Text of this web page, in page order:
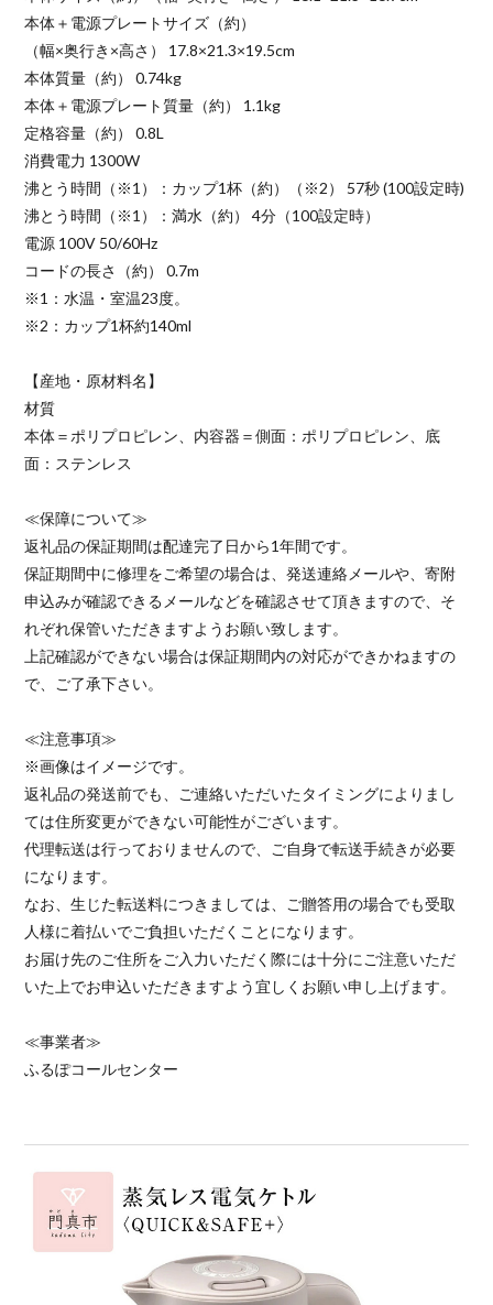
本体＋電源プレートサイズ（約）
（幅×奥行き×高さ） 17.8×21.3×19.5cm
本体質量（約） 0.74kg
本体＋電源プレート質量（約） 1.1kg
定格容量（約） 0.8L
消費電力 1300W
沸とう時間（※1）：カップ1杯（約）（※2） 57秒 (100設定時)
沸とう時間（※1）：満水（約） 4分（100設定時）
電源 100V 50/60Hz
コードの長さ（約） 0.7m
※1：水温・室温23度。
※2：カップ1杯約140ml
【産地・原材料名】
材質
本体＝ポリプロピレン、内容器＝側面：ポリプロピレン、底
面：ステンレス
≪保障について≫
返礼品の保証期間は配達完了日から1年間です。
保証期間中に修理をご希望の場合は、発送連絡メールや、寄附
申込みが確認できるメールなどを確認させて頂きますので、そ
れぞれ保管いただきますようお願い致します。
上記確認ができない場合は保証期間内の対応ができかねますの
で、ご了承下さい。
≪注意事項≫
※画像はイメージです。
返礼品の発送前でも、ご連絡いただいたタイミングによりまし
ては住所変更ができない可能性がございます。
代理転送は行っておりませんので、ご自身で転送手続きが必要
になります。
なお、生じた転送料につきましては、ご贈答用の場合でも受取
人様に着払いでご負担いただくことになります。
お届け先のご住所をご入力いただく際には十分にご注意いただ
いた上でお申込いただきますよう宜しくお願い申し上げます。
≪事業者≫
ふるぽコールセンター